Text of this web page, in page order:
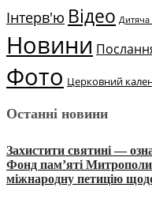
Інтерв'ю Відео Дитяча
Новини
Фото Церковний
Останні новини
Захистити святині —
Фонд пам’яті
міжнародну петицію